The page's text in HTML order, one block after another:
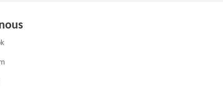
un nouvel onglet)
un nouvel onglet)
un nouvel onglet)